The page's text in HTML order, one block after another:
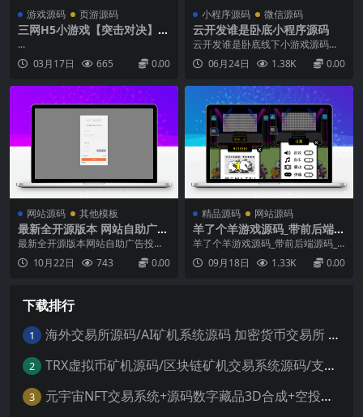
游戏源码 页游源码
三网H5小游戏【突击对决】最
新整理WIN系服务端+Linux手
工服务端+详细搭建教程
...
03月17日
665 0.00
小程序源码 微信源码
云开发谁是卧底小程序源码
云开发谁是卧底线下小游戏源码，
发牌助手微信小程序源码。“谁是卧
底OL”是一个非常有趣，风靡全国的
力的游戏。谁是卧底OL是一款由开
发商北游科技倾力打造的联网游
戏，基于经典的多人游戏《谁是卧
底》。既是午休闲暇，又或...
06月24日 1.38K 0.00
网站源码 其他模板
最新全开源版本 网站自助广告
投放系统源码 附安装教程
最新全开源版本网站自助广告投放
系统源码附安装教程实现广告位的
管理、广告的发布、广告的统计以
位，实现广告的高效投放和收益最
大化自助购买大横幅，小横幅，文
字广告，后台可设置每个广告位
的...
10月22日 743 0.00
精品源码 网站源码
羊了个羊游戏源码_带前后端源
码_及配置教程说明
羊了个羊游戏源码_带前后端源码_
及配置教程说明这是啥游戏？据
悉，这是一款卡通背景的消除闯关
可达成消除。...
09月18日 1.33K 0.00
下载排行
1 海外交易所源码/AI矿机系统源码 加密货币交易所 智能交易所源码
2 TRX虚拟币矿机源码/区块链矿机交易系统源码/支持 4国语言+usdt充值+搭建视频教程
3 元宇宙NFT交易系统+源码数字藏品3D合成+空投盲盒玩法抽集卡